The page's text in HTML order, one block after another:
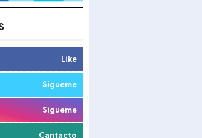
Like
Sigueme
Sigueme
Cantacto